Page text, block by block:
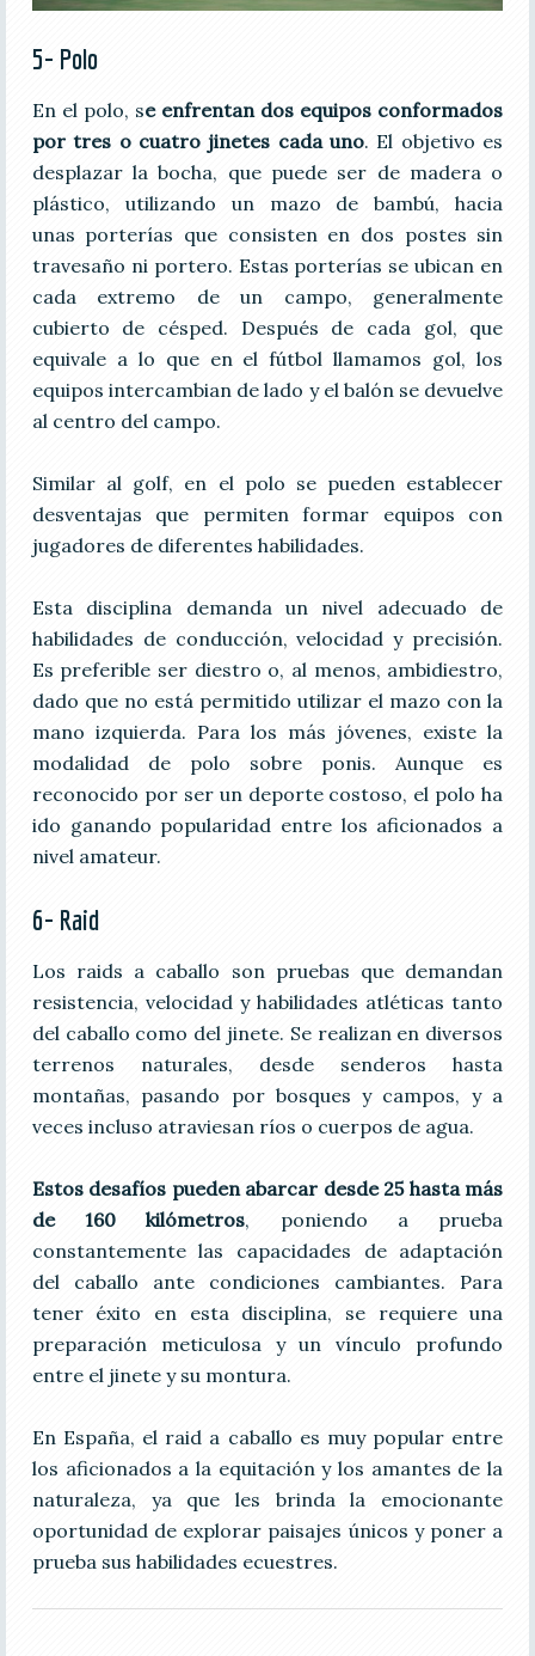
5- Polo
En el polo, se enfrentan dos equipos conformados
por tres o cuatro jinetes cada uno. El objetivo es
desplazar la bocha, que puede ser de madera o
plástico, utilizando un mazo de bambú, hacia
unas porterías que consisten en dos postes sin
travesaño ni portero. Estas porterías se ubican en
cada extremo de un campo, generalmente
cubierto de césped. Después de cada gol, que
equivale a lo que en el fútbol llamamos gol, los
equipos intercambian de lado y el balón se devuelve
al centro del campo.
Similar al golf, en el polo se pueden establecer
desventajas que permiten formar equipos con
jugadores de diferentes habilidades.
Esta disciplina demanda un nivel adecuado de
habilidades de conducción, velocidad y precisión.
Es preferible ser diestro o, al menos, ambidiestro,
dado que no está permitido utilizar el mazo con la
mano izquierda. Para los más jóvenes, existe la
modalidad de polo sobre ponis. Aunque es
reconocido por ser un deporte costoso, el polo ha
ido ganando popularidad entre los aficionados a
nivel amateur.
6- Raid
Los raids a caballo son pruebas que demandan
resistencia, velocidad y habilidades atléticas tanto
del caballo como del jinete. Se realizan en diversos
terrenos naturales, desde senderos hasta
montañas, pasando por bosques y campos, y a
veces incluso atraviesan ríos o cuerpos de agua.
Estos desafíos pueden abarcar desde 25 hasta más
de 160 kilómetros, poniendo a prueba
constantemente las capacidades de adaptación
del caballo ante condiciones cambiantes. Para
tener éxito en esta disciplina, se requiere una
preparación meticulosa y un vínculo profundo
entre el jinete y su montura.
En España, el raid a caballo es muy popular entre
los aficionados a la equitación y los amantes de la
naturaleza, ya que les brinda la emocionante
oportunidad de explorar paisajes únicos y poner a
prueba sus habilidades ecuestres.